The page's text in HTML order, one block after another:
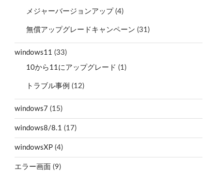
メジャーバージョンアップ (4)
無償アップグレードキャンペーン (31)
windows11 (33)
10から11にアップグレード (1)
トラブル事例 (12)
windows7 (15)
windows8/8.1 (17)
windowsXP (4)
エラー画面 (9)